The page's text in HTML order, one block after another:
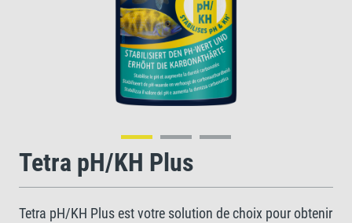
Tetra pH/KH Plus
Tetra pH/KH Plus est votre solution de choix pour obtenir